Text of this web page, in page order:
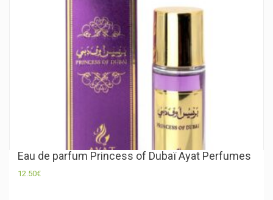
Eau de parfum Princess of Dubaï Ayat Perfumes
12.50€